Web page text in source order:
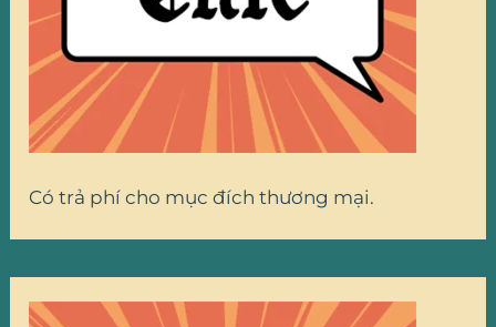
Có trả phí cho mục đích thương mại.